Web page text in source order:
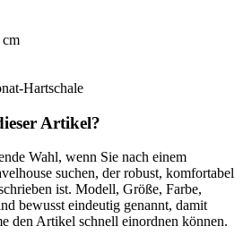
Hartschale
Artikel?
Wahl, wenn Sie nach einem
suchen, der robust, komfortabel
ist. Modell, Größe, Farbe,
bewusst eindeutig genannt, damit
den Artikel schnell einordnen können.